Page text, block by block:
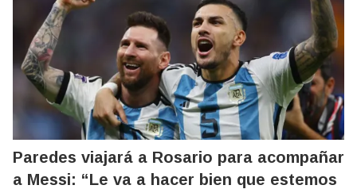
Paredes viajará a Rosario para acompañar
a Messi: “Le va a hacer bien que estemos